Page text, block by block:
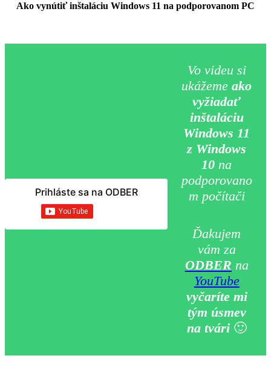
Ako vynútiť inštaláciu Windows 11 na podporovanom PC
Prihláste sa na ODBER
Vo videu si
ukážemeako
vyžiadať
inštaláciu
Windows 11
z Windows
10 na
podporovano
m počítači
Ďakujem
vám za
ODBER na
YouTube
vyčaríte mi
tým úsmev
na tvári 🙂